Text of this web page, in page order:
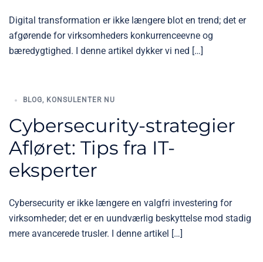
Digital transformation er ikke længere blot en trend; det er
afgørende for virksomheders konkurrenceevne og
bæredygtighed. I denne artikel dykker vi ned […]
BLOG, KONSULENTER NU
Cybersecurity-strategier
Afløret: Tips fra IT-
eksperter
Cybersecurity er ikke længere en valgfri investering for
virksomheder; det er en uundværlig beskyttelse mod stadig
mere avancerede trusler. I denne artikel […]